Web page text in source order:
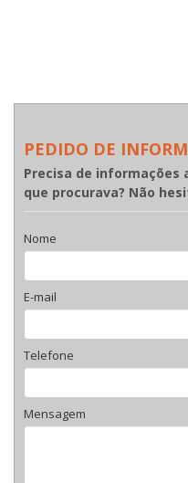
PEDIDO DE
Precisa de informações
que procurava? Não
Nome
E-mail
Telefone
Mensagem